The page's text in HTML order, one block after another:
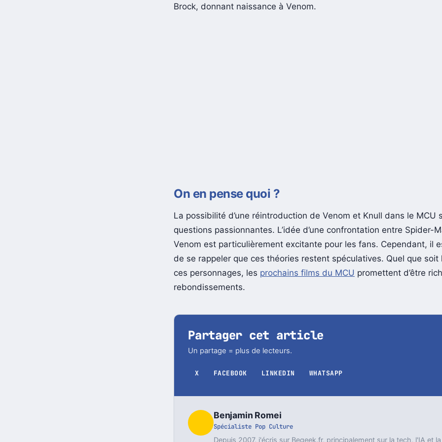
l’histoire des bandes dessinées, où le symbiote s’échappe et trouve
On en pense quoi ?
La possibilité d’une réintroduction de Venom et Knull dans le MCU
questions passionnantes. L’idée d’une confrontation entre Spider-
Venom est particulièrement excitante pour les fans. Cependant, il
de se rappeler que ces théories restent spéculatives. Quel que soit
ces personnages, les
Partager cet article
Un partage = plus de lecteurs.
Benjamin Romei